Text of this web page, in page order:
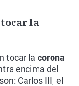
tocar la
tocar la corona
encima del
Carlos III, el